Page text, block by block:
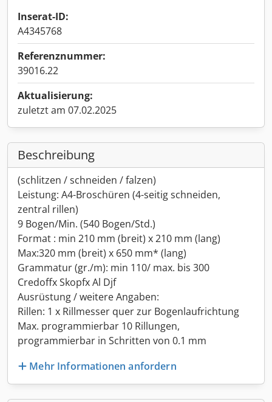
Inserat-ID:
A4345768
Referenznummer:
39016.22
Aktualisierung:
zuletzt am 07.02.2025
Beschreibung
(schlitzen / schneiden / falzen)
Leistung: A4-Broschüren (4-seitig schneiden,
zentral rillen)
9 Bogen/Min. (540 Bogen/Std.)
Format : min 210 mm (breit) x 210 mm (lang)
Max:320 mm (breit) x 650 mm* (lang)
Grammatur (gr./m): min 110/ max. bis 300
Credoffx Skopfx Al Djf
Ausrüstung / weitere Angaben:
Rillen: 1 x Rillmesser quer zur Bogenlaufrichtung
Max. programmierbar 10 Rillungen,
programmierbar in Schritten von 0.1 mm
Mehr Informationen anfordern